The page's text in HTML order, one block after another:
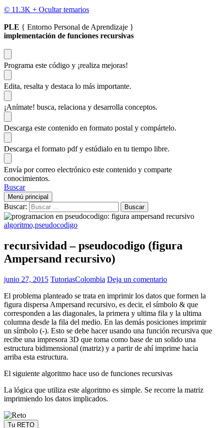
© 11.3K + Ocultar temarios
PLE { Entorno Personal de Aprendizaje }
implementación de funciones recursivas
Programa este código y ¡realiza mejoras!
Edita, resalta y destaca lo más importante.
¡Anímate! busca, relaciona y desarrolla conceptos.
Descarga este contenido en formato postal y compártelo.
Descarga el formato pdf y estúdialo en tu tiempo libre.
Envía por correo electrónico este contenido y comparte
conocimientos.
Buscar
Menú principal
Buscar:
algoritmo,pseudocodigo
recursividad – pseudocodigo (figura
Ampersand recursivo)
junio 27, 2015 TutoriasColombia Deja un comentario
El problema planteado se trata en imprimir los datos que formen la
figura dispersa Ampersand recursivo, es decir, el símbolo & que
corresponden a las diagonales, la primera y ultima fila y la ultima
columna desde la fila del medio. En las demás posiciones imprimir
un símbolo (-). Esto se debe hacer usando una función recursiva que
recibe una impresora 3D que toma como base de un solido una
estructura bidimensional (matriz) y a partir de ahí imprime hacia
arriba esta estructura.
El siguiente algoritmo hace uso de funciones recursivas
La lógica que utiliza este algoritmo es simple. Se recorre la matriz
imprimiendo los datos implicados.
Tu RETO